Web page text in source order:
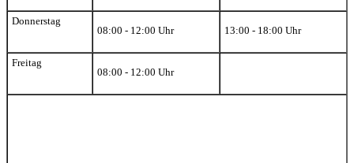
Donnerstag
08:00 - 12:00 Uhr
13:00 - 18:00 Uhr
Freitag
08:00 - 12:00 Uhr